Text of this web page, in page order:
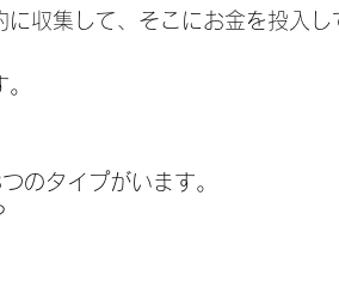
収集して、そこにお金を投入
のタイプがいます。